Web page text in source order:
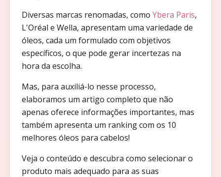
Diversas marcas renomadas, como Ybera Paris,
L'Oréal e Wella, apresentam uma variedade de
óleos, cada um formulado com objetivos
específicos, o que pode gerar incertezas na
hora da escolha.
Mas, para auxiliá-lo nesse processo,
elaboramos um artigo completo que não
apenas oferece informações importantes, mas
também apresenta um ranking com os 10
melhores óleos para cabelos!
Veja o conteúdo e descubra como selecionar o
produto mais adequado para as suas